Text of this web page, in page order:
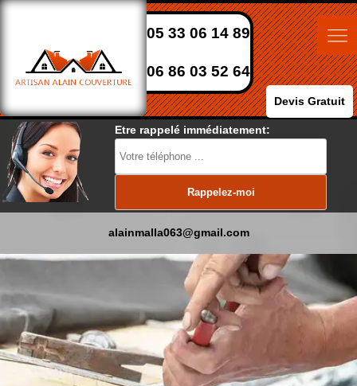
05 33 06 14 89
06 86 03 52 64
Devis Gratuit
Etre rappelé immédiatement:
alainmalla063@gmail.com